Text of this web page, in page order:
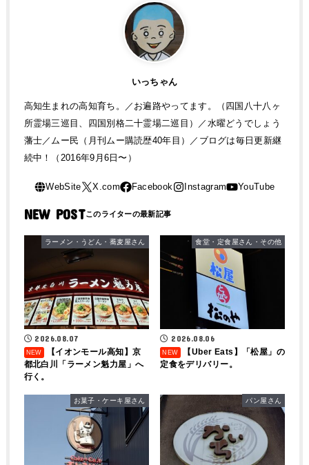
いっちゃん
高知生まれの高知育ち。／お遍路やってます。（四国八十八ヶ
所霊場三巡目、四国別格二十霊場二巡目）／水曜どうでしょう
藩士／ムー民（月刊ムー購読歴40年目）／ブログは毎日更新継
続中！（2016年9月6日〜）
NEW POST
ラーメン・うどん・蕎麦屋さん
2026.08.07
【イオンモール高知】京
都北白川「ラーメン魁力屋」へ
行く。
食堂・定食屋さん・その他
2026.08.06
【Uber Eats】「松屋」の
定食をデリバリー。
お菓子・ケーキ屋さん パン屋さん